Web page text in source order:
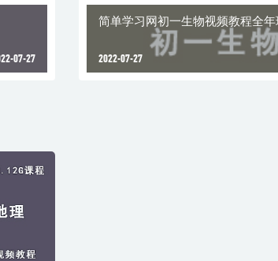
07-27
简单学习网初一生物视频教程全年
2022-07-27